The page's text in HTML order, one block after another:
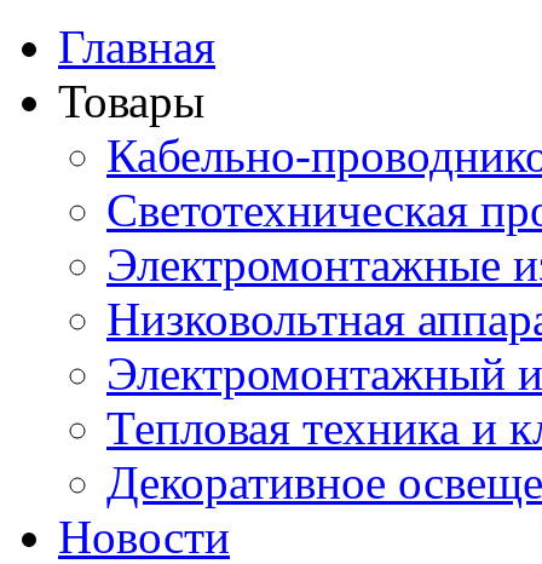
Главная
Товары
Кабельно-
Светотехническая
Электромонтажные
Низковольтная
Электромонтажный
Тепловая техника и
Декоративное
Новости